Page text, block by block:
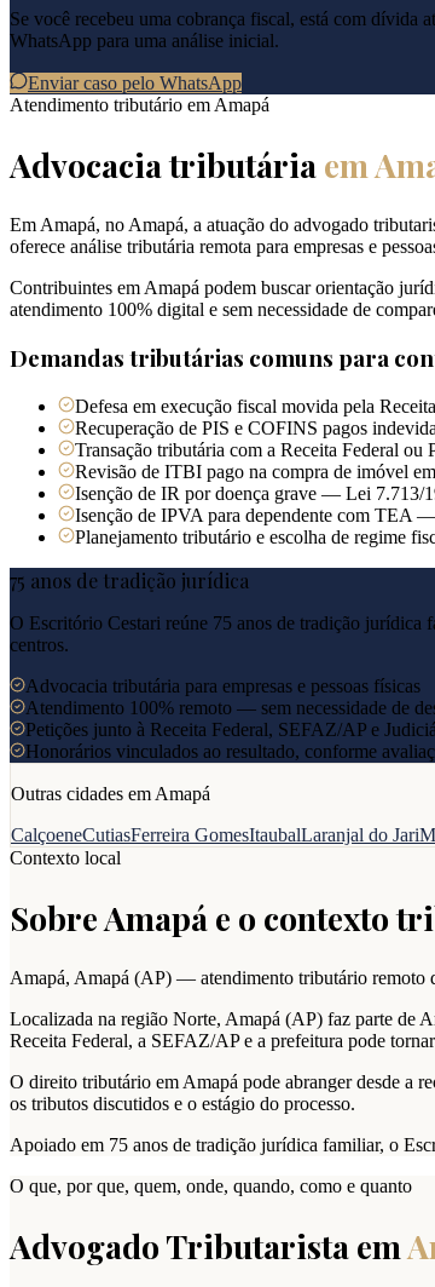
Se você recebeu uma cobrança fiscal, está com dívida
WhatsApp para uma análise inicial.
Enviar caso pelo WhatsApp
Atendimento tributário em Amapá
Advocacia tributáriaem
Em Amapá, no Amapá, a atuação do advogado
oferece análise tributária remota para empresas e
Contribuintes em Amapá podem buscar orientação
atendimento 100% digital e sem necessidade de
Demandas tributárias comuns para
Defesa em execução fiscal movida pela
Recuperação de PIS e COFINS pagos
Transação tributária com a Receita Federal
Revisão de ITBI pago na compra de imóvel
Isenção de IR por doença grave — Lei 7.713/
Isenção de IPVA para dependente com TEA
Planejamento tributário e escolha de regime
75 anos de tradição jurídica
O Escritório Cestari reúne 75 anos de tradição
centros.
Advocacia tributária para empresas e pessoas físicas
Atendimento 100% remoto — sem necessidade de
Petições junto à Receita Federal, SEFAZ/AP e
Honorários vinculados ao resultado, conforme
Outras cidades em Amapá
CalçoeneCutiasFerreira GomesItaubalLaranjal do Jari
Contexto local
SobreAmapáe o contexto
Amapá, Amapá (AP) — atendimento tributário remoto
Localizada na região Norte, Amapá (AP) faz parte de
Receita Federal, a SEFAZ/AP e a prefeitura pode
O direito tributário em Amapá pode abranger desde a
os tributos discutidos e o estágio do processo.
Apoiado em 75 anos de tradição jurídica familiar, o
O que, por que, quem, onde, quando, como e quanto
Advogado Tributarista em